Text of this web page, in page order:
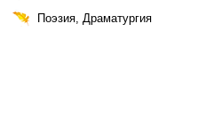
Поэзия, Драматургия